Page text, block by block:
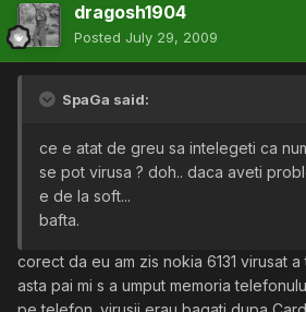
dragosh1904
Posted July 29, 2009
SpaGa said:
ce e atat de greu sa intelegeti ca
se pot virusa ? doh.. daca aveti
e de la soft...
bafta.
corect da eu am zis nokia 6131 virusat
asta pai mi s a umput memoria